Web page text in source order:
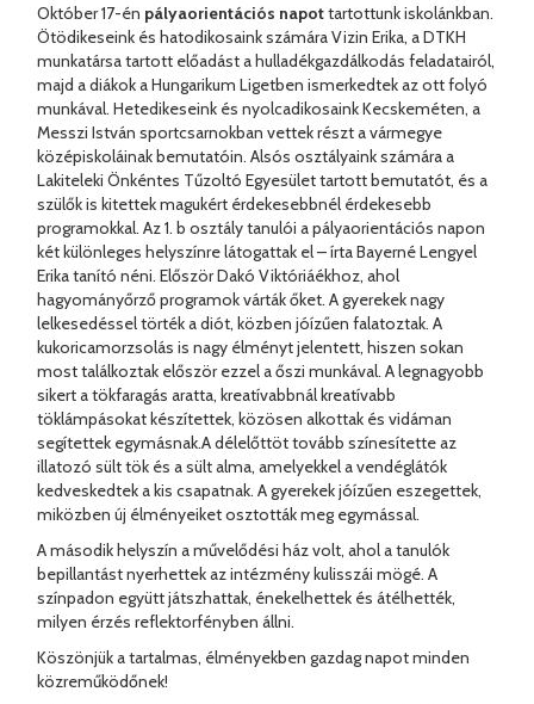
Október 17-én pályaorientációs napottartottunk iskolánkban.
Ötödikeseink és hatodikosaink számára Vizin Erika, a DTKH
munkatársa tartott előadást a hulladékgazdálkodás feladatairól,
majd a diákok a Hungarikum Ligetben ismerkedtek az ott folyó
munkával. Hetedikeseink és nyolcadikosaink Kecskeméten, a
Messzi István sportcsarnokban vettek részt a vármegye
középiskoláinak bemutatóin. Alsós osztályaink számára a
Lakiteleki Önkéntes Tűzoltó Egyesület tartott bemutatót, és a
szülők is kitettek magukért érdekesebbnél érdekesebb
programokkal. Az 1. b osztály tanulói a pályaorientációs napon
két különleges helyszínre látogattak el – írta Bayerné Lengyel
Erika tanító néni. Először Dakó Viktóriáékhoz, ahol
hagyományőrző programok várták őket. A gyerekek nagy
lelkesedéssel törték a diót, közben jóízűen falatoztak. A
kukoricamorzsolás is nagy élményt jelentett, hiszen sokan
most találkoztak először ezzel a őszi munkával. A legnagyobb
sikert a tökfaragás aratta, kreatívabbnál kreatívabb
töklámpásokat készítettek, közösen alkottak és vidáman
segítettek egymásnak.A délelőttöt tovább színesítette az
illatozó sült tök és a sült alma, amelyekkel a vendéglátók
kedveskedtek a kis csapatnak. A gyerekek jóízűen eszegettek,
miközben új élményeiket osztották meg egymással.
A második helyszín a művelődési ház volt, ahol a tanulók
bepillantást nyerhettek az intézmény kulisszái mögé. A
színpadon együtt játszhattak, énekelhettek és átélhették,
milyen érzés reflektorfényben állni.
Köszönjük a tartalmas, élményekben gazdag napot minden
közreműködőnek!